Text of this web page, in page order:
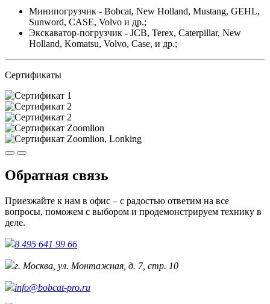
Минипогрузчик - Bobcat, New Holland, Mustang, GEHL,
Sunword, CASE, Volvo и др.;
Экскаватор-погрузчик - JCB, Terex, Caterpillar, New
Holland, Komatsu, Volvo, Case, и др.;
Сертификаты
Обратная связь
Приезжайте к нам в офис – с радостью ответим на все
вопросы, поможем с выбором и продемонстрируем технику в
деле.
8 495 641 99 66
г. Москва, ул. Монтажная, д. 7, стр. 10
info@bobcat-pro.ru